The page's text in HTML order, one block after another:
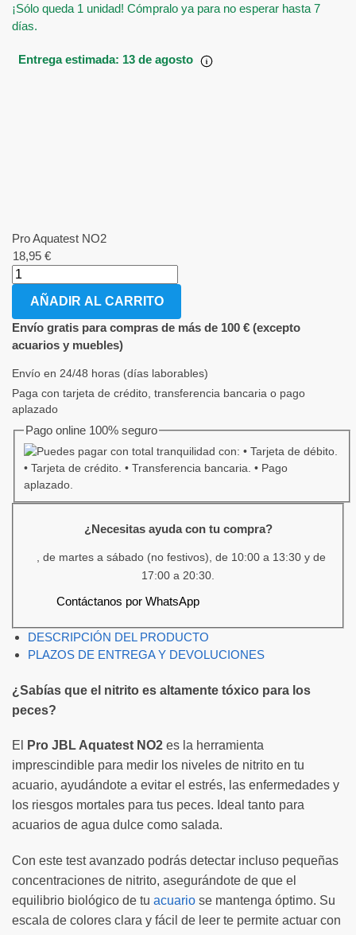
¡Sólo queda 1 unidad! Cómpralo ya para no esperar hasta 7
días.
Entrega estimada: 13 de agosto
Pro Aquatest NO2
18,95 €
AÑADIR AL CARRITO
Envío gratis para compras de más de 100 € (excepto
acuarios y muebles)
Envío en 24/48 horas (días laborables)
Paga con tarjeta de crédito, transferencia bancaria o pago
aplazado
Pago online 100% seguro
¿Necesitas ayuda con tu compra?
, de martes a sábado (no festivos), de 10:00 a 13:30 y de
17:00 a 20:30.
Contáctanos por WhatsApp
DESCRIPCIÓN DEL PRODUCTO
PLAZOS DE ENTREGA Y DEVOLUCIONES
¿Sabías que el nitrito es altamente tóxico para los
peces?
El Pro JBL Aquatest NO2 es la herramienta
imprescindible para medir los niveles de nitrito en tu
acuario, ayudándote a evitar el estrés, las enfermedades y
los riesgos mortales para tus peces. Ideal tanto para
acuarios de agua dulce como salada.
Con este test avanzado podrás detectar incluso pequeñas
concentraciones de nitrito, asegurándote de que el
equilibrio biológico de tu acuario se mantenga óptimo. Su
escala de colores clara y fácil de leer te permite actuar con